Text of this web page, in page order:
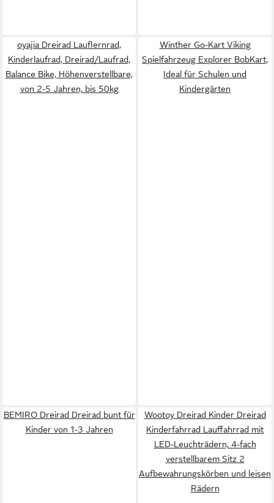
oyajia Dreirad Lauflernrad,
Kinderlaufrad, Dreirad/Laufrad,
Balance Bike, Höhenverstellbare,
von 2-5 Jahren, bis 50kg
Winther Go-Kart Viking
Spielfahrzeug Explorer BobKart,
Ideal für Schulen und
Kindergärten
BEMIRO Dreirad Dreirad bunt für
Kinder von 1-3 Jahren
Wootoy Dreirad Kinder Dreirad
Kinderfahrrad Lauffahrrad mit
LED-Leuchträdern, 4-fach
verstellbarem Sitz 2
Aufbewahrungskörben und leisen
Rädern